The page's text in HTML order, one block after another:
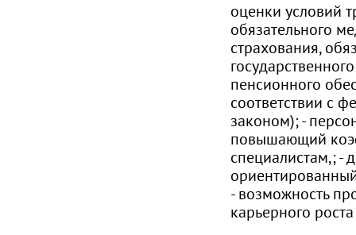
оценки условий
обязательного
страхования,
пенсионного
соответствии с
законом); -
повышающий
специалистам,; -
- возможность
карьерного роста